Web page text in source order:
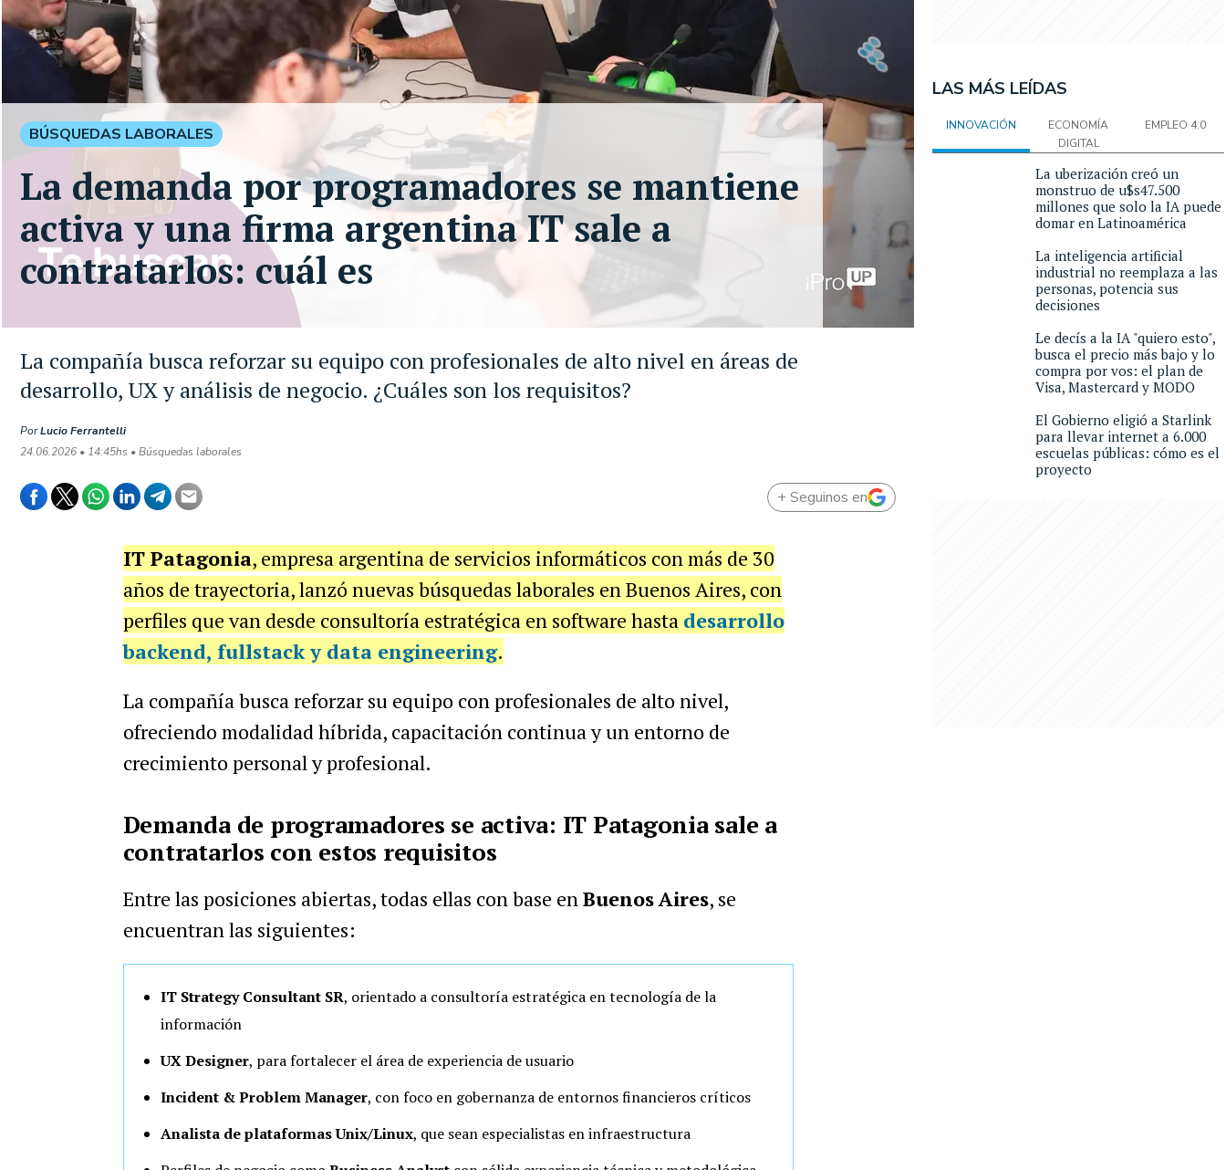
La compañía busca reforzar su equipo con profesionales de alto nivel en áreas de
desarrollo, UX y análisis de negocio. ¿Cuáles son los requisitos?
PorLucio Ferrantelli
24.06.2026 • 14:45hs • Búsquedas laborales
BÚSQUEDAS LABORALES
La demanda por programadores se mantiene
activa y una firma argentina IT sale a
contratarlos: cuál es
+ Seguinos en
IT Patagonia, empresa argentina de servicios informáticos con más de 30
años de trayectoria, lanzó nuevas búsquedas laborales en Buenos Aires, con
perfiles que van desde consultoría estratégica en software hasta desarrollo
backend, fullstack y data engineering.
La compañía busca reforzar su equipo con profesionales de alto nivel,
ofreciendo modalidad híbrida, capacitación continua y un entorno de
crecimiento personal y profesional.
Demanda de programadores se activa: IT Patagonia sale a
contratarlos con estos requisitos
Entre las posiciones abiertas, todas ellas con base enBuenosAires, se
encuentran las siguientes:
IT Strategy Consultant SR, orientado a consultoría estratégica en tecnología de la
información
UX Designer, para fortalecer el área de experiencia de usuario
Incident & Problem Manager, con foco en gobernanza de entornos financieros críticos
Analista de plataformas Unix/Linux, que sean especialistas en infraestructura
LAS MÁS LEÍDAS
INNOVACIÓN
ECONOMÍA
DIGITAL
EMPLEO 4.0
La uberización creó un
monstruo de u$s47.500
millones que solo la IA puede
domar en Latinoamérica
La inteligencia artificial
industrial no reemplaza a las
personas, potencia sus
decisiones
Le decís a la IA "quiero esto",
busca el precio más bajo y lo
compra por vos: el plan de
Visa, Mastercard y MODO
El Gobierno eligió a Starlink
para llevar internet a 6.000
escuelas públicas: cómo es el
proyecto